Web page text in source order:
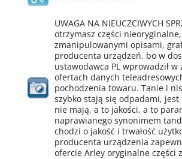
UWAGA NA NIEUCZCIWYCH
otrzymasz części
zmanipulowanymi opisami,
producenta urządzeń, bo w
ustawodawca PL wprowadził
ofertach danych
pochodzenia towaru. Tanie i
szybko stają się odpadami,
nie mają, a to jakości, a to
naprawianego synonimem
chodzi o jakość i trwałość
producenta urządzenia
ofercie Arley oryginalne części